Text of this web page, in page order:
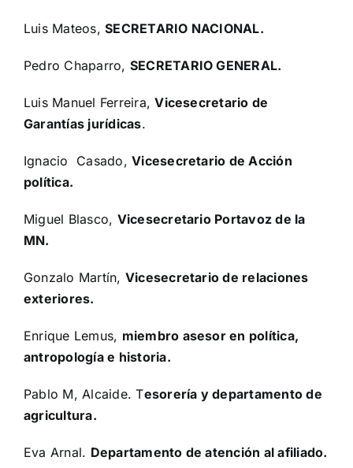
Luis Mateos,SECRETARIO NACIONAL.
Pedro Chaparro, SECRETARIO GENERAL.
Luis Manuel Ferreira,Vicesecretario de
Garantías jurídicas.
Ignacio Casado,Vicesecretario de Acción
política.
Miguel Blasco, Vicesecretario Portavoz de la
MN.
Gonzalo Martín, Vicesecretario de relaciones
exteriores.
Enrique Lemus, miembro asesor en política,
antropología e historia.
Pablo M, Alcaide. Tesorería y departamento de
agricultura.
Eva Arnal. Departamento de atención al afiliado.